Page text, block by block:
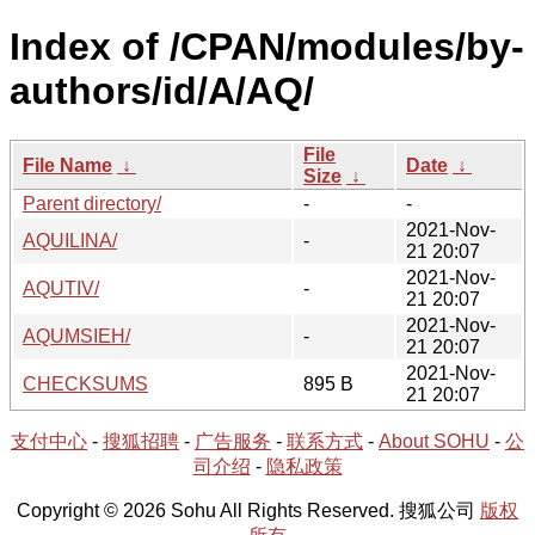
Index of /CPAN/modules/by-
authors/id/A/AQ/
File Name ↓
File
Size ↓
Date ↓
Parent directory/
-
-
AQUILINA/
-
2021-Nov-
21 20:07
AQUTIV/
-
2021-Nov-
21 20:07
AQUMSIEH/
-
2021-Nov-
21 20:07
CHECKSUMS
895 B
2021-Nov-
21 20:07
支付中心 - 搜狐招聘 - 广告服务 - 联系方式 - About SOHU - 公
司介绍 - 隐私政策
Copyright © 2026 Sohu All Rights Reserved. 搜狐公司 版权